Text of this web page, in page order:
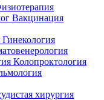
Вакцинация
Гинекология
Колопроктология
хирургия